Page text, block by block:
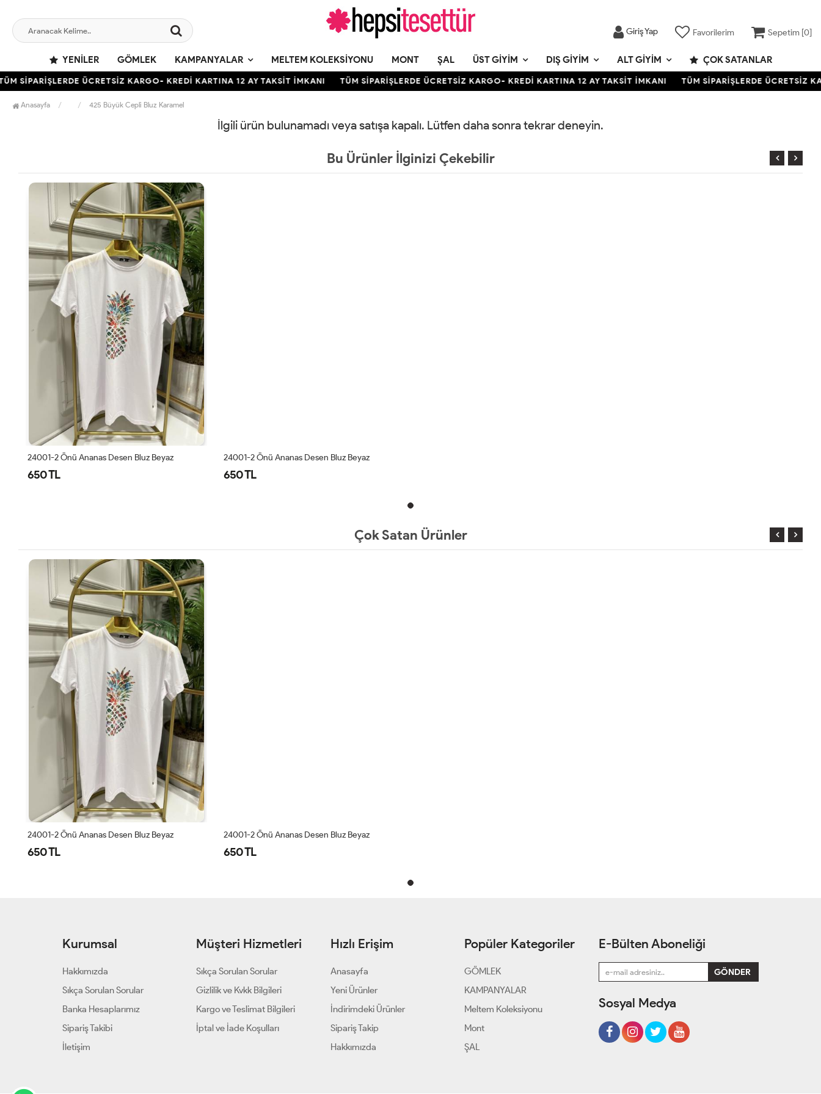
Giriş Yap Favorilerim Sepetim [0]
YENILER GÖMLEK KAMPANYALAR MELTEM KOLEKSIYONU MONT ŞAL ÜST GIYIM DIŞ GIYIM ALT GIYIM ÇOK SATANLAR
SİPARİŞLERDE ÜCRETSİZ KARGO- KREDİ KARTINA 12 AY TAKSİT İMKANI TÜM SİPARİŞLERDE ÜCRETSİZ KARGO- KREDİ KARTINA 12 AY TAKSİT İMKANI TÜM SİPARİŞLERDE ÜCRETSİZ
Anasayfa 425 Büyük Cepli Bluz Karamel
İlgili ürün bulunamadı veya satışa kapalı. Lütfen daha sonra tekrar deneyin.
Bu Ürünler İlginizi Çekebilir
24001-2 Önü Ananas Desen Bluz Beyaz
650 TL
24001-2 Önü Ananas Desen Bluz Beyaz
650 TL
Çok Satan Ürünler
24001-2 Önü Ananas Desen Bluz Beyaz
650 TL
24001-2 Önü Ananas Desen Bluz Beyaz
650 TL
Kurumsal
Hakkımızda
Sıkça Sorulan Sorular
Banka Hesaplarımız
Sipariş Takibi
İletişim
Müşteri Hizmetleri
Sıkça Sorulan Sorular
Gizlilik ve Kvkk Bilgileri
Kargo ve Teslimat Bilgileri
İptal ve İade Koşulları
Hızlı Erişim
Anasayfa
Yeni Ürünler
İndirimdeki Ürünler
Sipariş Takip
Hakkımızda
Popüler Kategoriler
GÖMLEK
KAMPANYALAR
Meltem Koleksiyonu
Mont
ŞAL
E-Bülten Aboneliği
Sosyal Medya